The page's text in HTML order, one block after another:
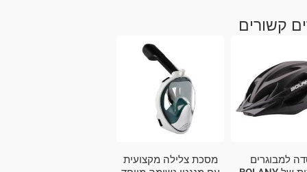
קשורים
למבוגרים
מסכת צלילה מקצועית